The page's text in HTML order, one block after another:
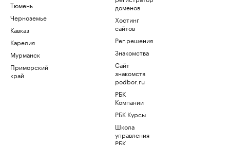
Тюмень
Черноземье
Кавказ
Карелия
Мурманск
Приморский
край
доменов
Хостинг
сайтов
Рег.решения
Знакомства
Сайт
знакомств
podbor.ru
РБК
Компании
РБК Курсы
Школа
управления
РБК